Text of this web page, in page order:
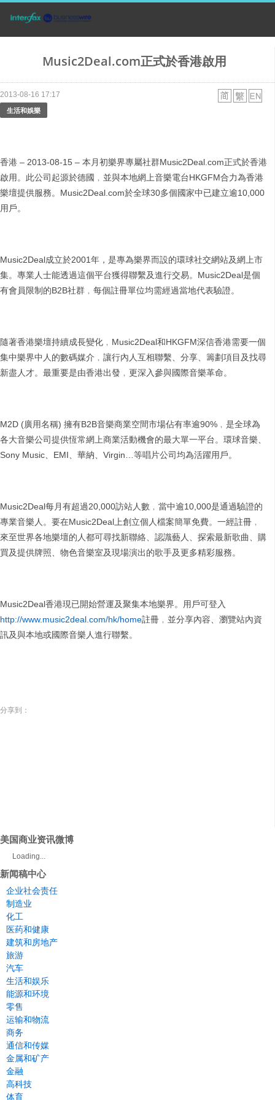
Music2Deal.com正式於香港啟用
2013-08-16 17:17
生活和娛樂
香港 – 2013-08-15 – 本月初樂界專屬社群Music2Deal.com正式於香港
啟用。此公司起源於德國﹐並與本地網上音樂電台HKGFM合力為香港
樂壇提供服務。Music2Deal.com於全球30多個國家中已建立逾10,000
用戶。
Music2Deal成立於2001年，是專為樂界而設的環球社交網站及網上市
集。專業人士能透過這個平台獲得聯繫及進行交易。Music2Deal是個
有會員限制的B2B社群﹐每個註冊單位均需經過當地代表驗證。
隨著香港樂壇持續成長變化﹐Music2Deal和HKGFM深信香港需要一個
集中樂界中人的數碼媒介﹐讓行內人互相聯繫、分享、籌劃項目及找尋
新盡人才。最重要是由香港出發﹐更深入參與國際音樂革命。
M2D (廣用名稱) 擁有B2B音樂商業空間市場佔有率逾90%﹐是全球為
各大音樂公司提供恆常網上商業活動機會的最大單一平台。環球音樂、
Sony Music、EMI、華納、Virgin…等唱片公司均為活躍用戶。
Music2Deal每月有超過20,000訪站人數﹐當中逾10,000是通過驗證的
專業音樂人。要在Music2Deal上創立個人檔案簡單免費。一經註冊﹐
來至世界各地樂壇的人都可尋找新聯絡、認識藝人、探索最新歌曲、購
買及提供牌照、物色音樂室及現場演出的歌手及更多精彩服務。
Music2Deal香港現已開始營運及聚集本地樂界。用戶可登入
http://www.music2deal.com/hk/home註冊﹐並分享內容、瀏覽站內資
訊及與本地或國際音樂人進行聯繫。
分享到：
美国商业资讯微博
Loading...
新闻稿中心
企业社会责任
制造业
化工
医药和健康
建筑和房地产
旅游
汽车
生活和娱乐
能源和环境
零售
运输和物流
商务
通信和传媒
金属和矿产
金融
高科技
体育